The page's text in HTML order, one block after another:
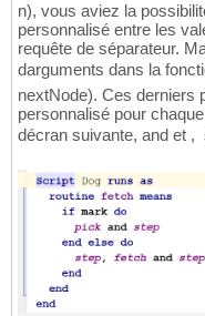
n), vous aviez la
personnalisé entre les
requête de séparateur.
darguments dans la
nextNode). Ces derniers
personnalisé pour
décran suivante, and et